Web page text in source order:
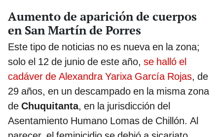
Aumento de aparición de cuerpos
en San Martín de Porres
Este tipo de noticias no es nueva en la zona;
solo el 12 de junio de este año, se halló el
cadáver de Alexandra Yarixa García Rojas, de
29 años, en un descampado en la misma zona
de Chuquitanta, en la jurisdicción del
Asentamiento Humano Lomas de Chillón. Al